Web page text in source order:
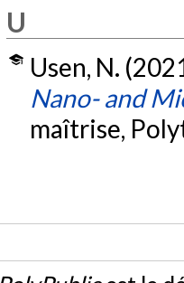
U
Usen, N.
Nano- and
maîtrise,